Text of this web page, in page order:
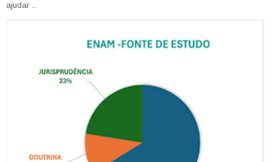
ajudar ...